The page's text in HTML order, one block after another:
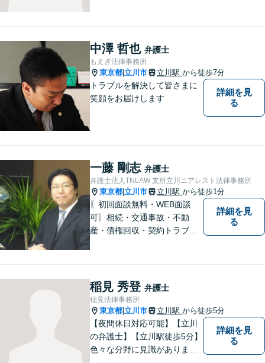
談無料】【分割払い可】【法
テラス利用可】
中澤 哲也 弁護士
もえぎ法律事務所
東京都 立川市 立川駅 から徒歩7分
トラブルを解決して皆さまに
笑顔をお届けします
詳細を見
る
一藤 剛志 弁護士
弁護士法人TNLAW 支所立川ニアレスト法律事務所
東京都 立川市 立川駅 から徒歩1分
〖初回面談無料・WEB面談
可〗相続・交通事故・不動
産・債権回収・契約トラブル
詳細を見
る
稲見 秀登 弁護士
稲見法律事務所
東京都 立川市 立川駅 から徒歩5分
【夜間休日対応可能】【立川
の弁護士】【立川駅徒歩5分】
色々な分野に見識がありま
詳細を見
る